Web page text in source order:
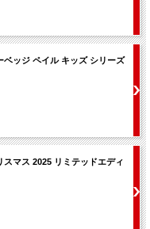
ベッジ ペイル キッズ シリーズ
マス 2025 リミテッドエディ